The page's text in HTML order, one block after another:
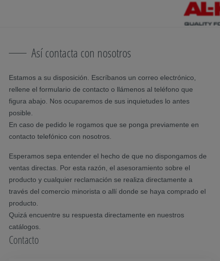
Así contacta con nosotros
Estamos a su disposición. Escríbanos un correo electrónico,
rellene el formulario de contacto o llámenos al teléfono que
figura abajo. Nos ocuparemos de sus inquietudes lo antes
posible.
En caso de pedido le rogamos que se ponga previamente en
contacto telefónico con nosotros.
Esperamos sepa entender el hecho de que no dispongamos de
ventas directas. Por esta razón, el asesoramiento sobre el
producto y cualquier reclamación se realiza directamente a
través del comercio minorista o allí donde se haya comprado el
producto.
Quizá encuentre su respuesta directamente en nuestros
catálogos.
Contacto